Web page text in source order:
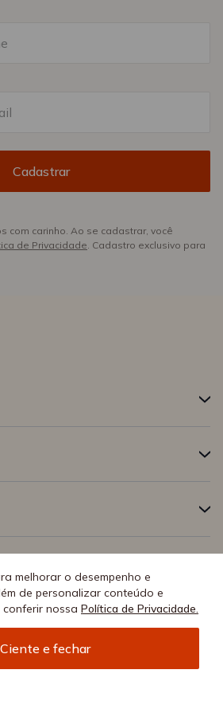
melhorar o desempenho e
de personalizar conteúdo e
nossa Política de Privacidade.
Ciente e fechar
com carinho. Ao se cadastrar, você
de Privacidade . Cadastro exclusivo para
+
+
+